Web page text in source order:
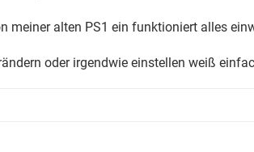
meiner alten PS1 ein funktioniert alles
oder irgendwie einstellen weiß